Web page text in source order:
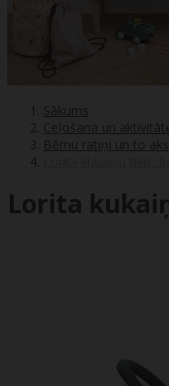
Sākums
Ceļošana un
Bērnu ratiņi un to
Lorita